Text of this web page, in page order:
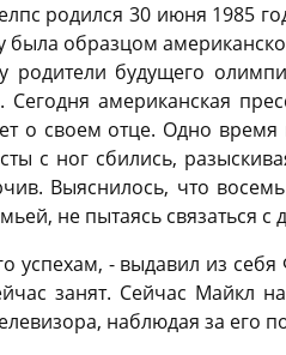
родился 30 июня 1985
была образцом
родители будущего
Сегодня американская
о своем отце. Одно время
с ног сбились,
Выяснилось, что
не пытаясь связаться с
успехам, - выдавил из
занят. Сейчас Майкл
наблюдая за его